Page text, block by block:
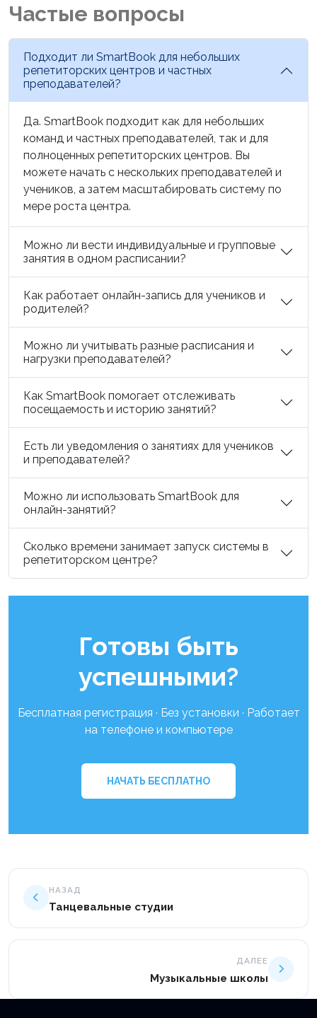
Частые вопросы
Подходит ли SmartBook для небольших
репетиторских центров и частных
преподавателей?
Да. SmartBook подходит как для небольших
команд и частных преподавателей, так и для
полноценных репетиторских центров. Вы
можете начать с нескольких преподавателей и
учеников, а затем масштабировать систему по
мере роста центра.
Можно ли вести индивидуальные и групповые
занятия в одном расписании?
Как работает онлайн-запись для учеников и
родителей?
Можно ли учитывать разные расписания и
нагрузки преподавателей?
Как SmartBook помогает отслеживать
посещаемость и историю занятий?
Есть ли уведомления о занятиях для учеников
и преподавателей?
Можно ли использовать SmartBook для
онлайн-занятий?
Сколько времени занимает запуск системы в
репетиторском центре?
Готовы быть
успешными?
Бесплатная регистрация · Без установки · Работает
на телефоне и компьютере
НАЧАТЬ БЕСПЛАТНО
НАЗАД
Танцевальные студии
ДАЛЕЕ
Музыкальные школы